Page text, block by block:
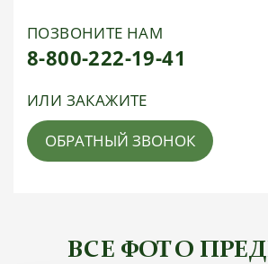
ПОЗВОНИТЕ НАМ
8-800-222-19-41
ИЛИ ЗАКАЖИТЕ
ОБРАТНЫЙ ЗВОНОК
ВСЕ ФОТО